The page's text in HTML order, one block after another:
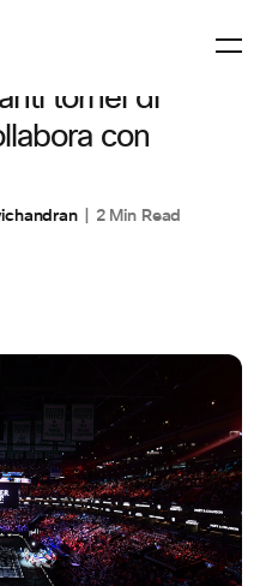
tornei di
con
2 Min Read